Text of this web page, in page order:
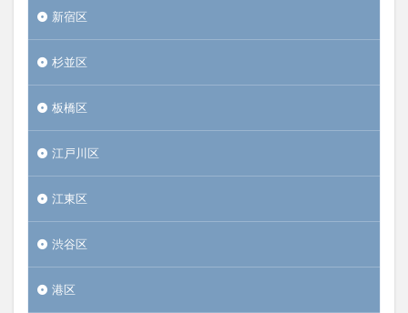
新宿区
杉並区
板橋区
江戸川区
江東区
渋谷区
港区